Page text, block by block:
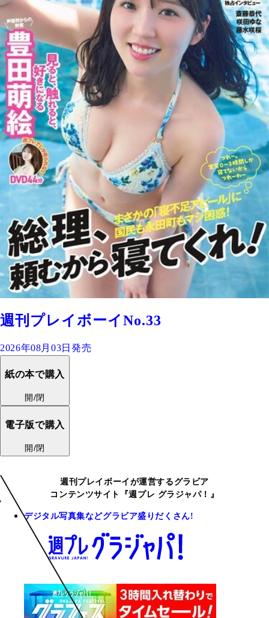
週刊プレイボーイNo.33
2026年08月03日発売
紙の本で購入
開/閉
電子版で購入
開/閉
週刊プレイボーイが運営するグラビア
コンテンツサイト『週プレ グラジャパ！』
デジタル写真集などグラビア盛りだくさん!